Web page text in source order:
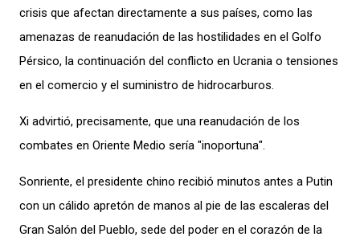
crisis que afectan directamente a sus países, como las
amenazas de reanudación de las hostilidades en el Golfo
Pérsico, la continuación del conflicto en Ucrania o tensiones
en el comercio y el suministro de hidrocarburos.
Xi advirtió, precisamente, que una reanudación de los
combates en Oriente Medio sería "inoportuna".
Sonriente, el presidente chino recibió minutos antes a Putin
con un cálido apretón de manos al pie de las escaleras del
Gran Salón del Pueblo, sede del poder en el corazón de la